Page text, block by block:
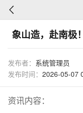
象山造，赴南极
发布者： 系统管理员
发布时间： 2026-05-07
资讯内容：